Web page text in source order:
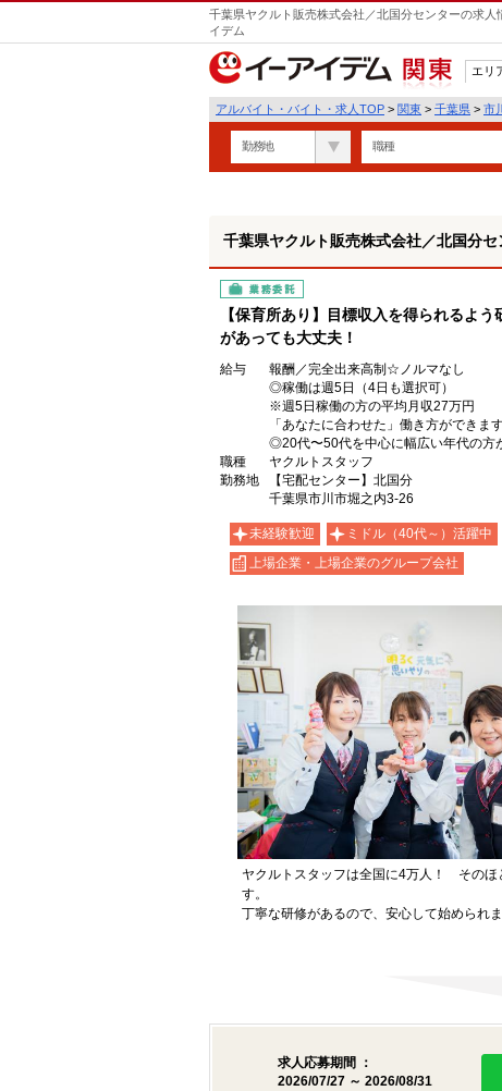
千葉県ヤクルト販売株式会社／北国分センターの求
イデム
関東
エリ
アルバイト・バイト・求人TOP > 関東 > 千葉県 > 市
勤務地 職種
千葉県ヤクルト販売株式会社／北国分セ
業務委託
【保育所あり】目標収入を得られるよ
があっても大丈夫！
給与
報酬／完全出来高制☆ノルマなし
◎稼働は週5日（4日も選択可）
※週5日稼働の方の平均月収27万円
「あなたに合わせた」働き方ができま
◎20代〜50代を中心に幅広い年代の方
職種
ヤクルトスタッフ
勤務地
【宅配センター】北国分
千葉県市川市堀之内3-26
未経験歓迎 ミドル（40代～）活躍中
上場企業・上場企業のグループ会社
ヤクルトスタッフは全国に4万人！ そのほ
す。
丁寧な研修があるので、安心して始められま
求人応募期間 ：
2026/07/27 ～ 2026/08/31